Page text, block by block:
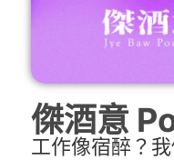
傑酒意
工作像宿醉？